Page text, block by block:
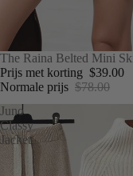
UITVERKOOP
The Raina Belted Mini
Prijs met korting $39.00
Normale prijs $78.00
Juno
Classy
Jacket